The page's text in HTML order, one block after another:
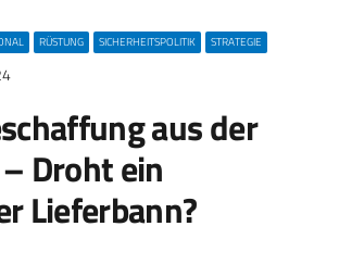
RÜSTUNG SICHERHEITSPOLITIK STRATEGIE
aus der
Droht ein
Lieferbann?